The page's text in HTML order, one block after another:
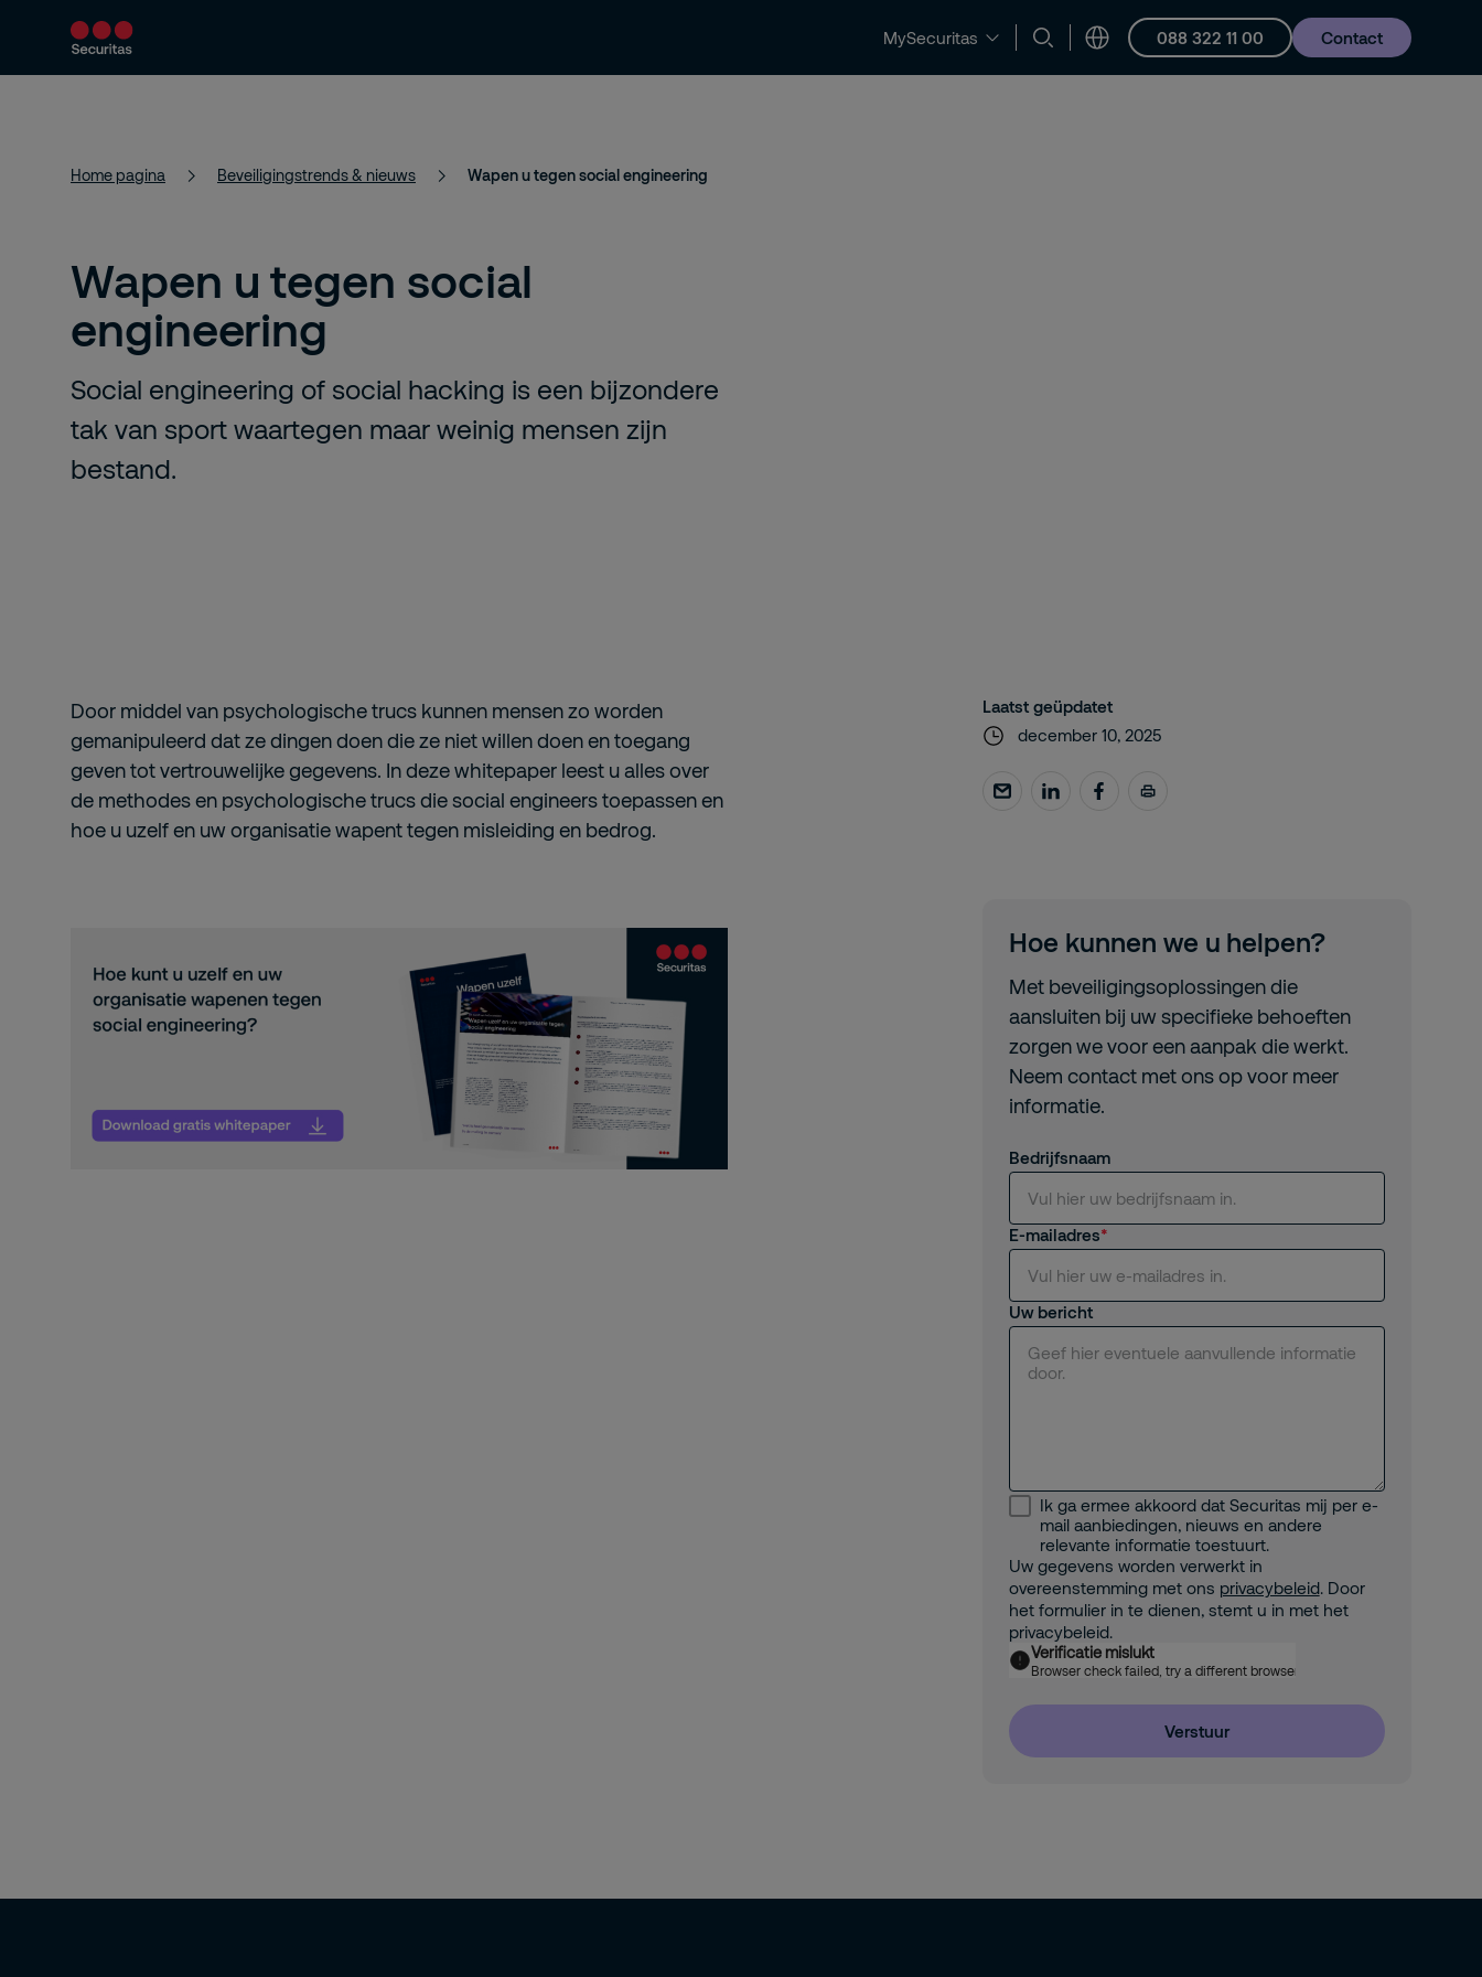
MySecuritas 088 322 11 00 Contact
Producten en diensten Beveiligingsoplossingen Beveiligingstrends & nieuws Contact en ondersteuning Vacatures
Home pagina Beveiligingstrends & nieuws Wapen u tegen social engineering
Wapen u tegen social
engineering
Social engineering of social hacking is een bijzondere
tak van sport waartegen maar weinig mensen zijn
bestand.
Door middel van psychologische trucs kunnen mensen zo worden
gemanipuleerd dat ze dingen doen die ze niet willen doen en toegang
geven tot vertrouwelijke gegevens. In deze whitepaper leest u alles over
de methodes en psychologische trucs die social engineers toepassen en
hoe u uzelf en uw organisatie wapent tegen misleiding en bedrog.
Laatst geüpdatet
december 10, 2025
Hoe kunnen we u helpen?
Met beveiligingsoplossingen die
aansluiten bij uw specifieke behoeften
zorgen we voor een aanpak die werkt.
Neem contact met ons op voor meer
informatie.
Bedrijfsnaam
E-mailadres
Uw bericht
Ik ga ermee akkoord dat Securitas mij per e-
mail aanbiedingen, nieuws en andere
relevante informatie toestuurt.
Uw gegevens worden verwerkt in
overeenstemming met ons privacybeleid. Door
het formulier in te dienen, stemt u in met het
privacybeleid.
Verificatie mislukt
Browser check failed, try a different browser
Verstuur